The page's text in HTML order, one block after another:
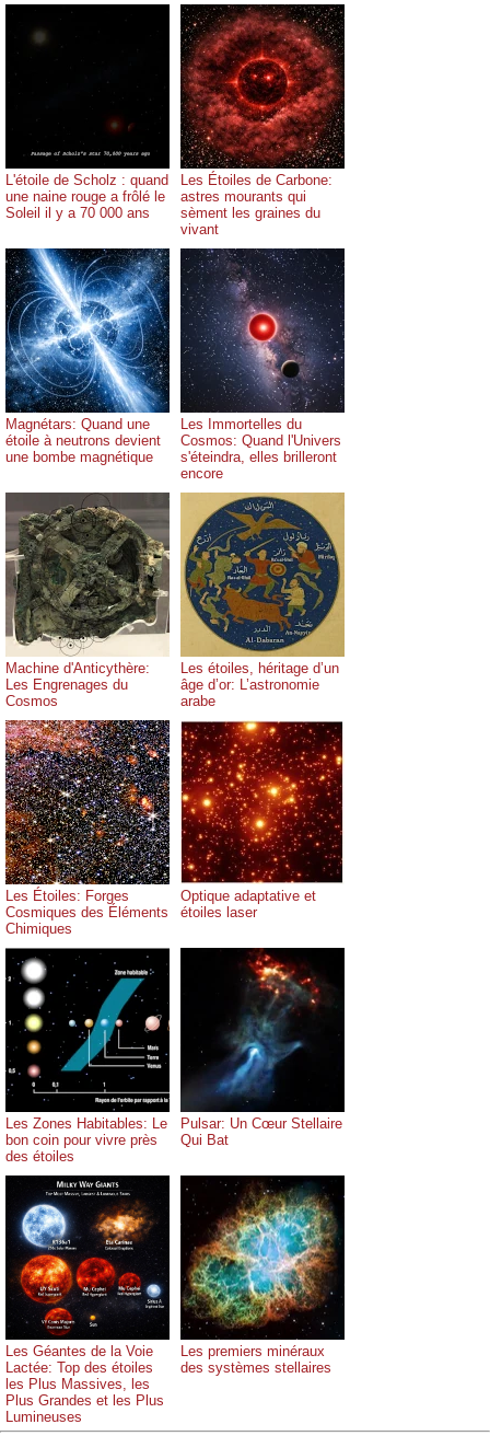
L'étoile de Scholz : quand
une naine rouge a frôlé le
Soleil il y a 70 000 ans
Les Étoiles de Carbone:
astres mourants qui
sèment les graines du
vivant
Magnétars: Quand une
étoile à neutrons devient
une bombe magnétique
Les Immortelles du
Cosmos: Quand l'Univers
s'éteindra, elles brilleront
encore
Machine d'Anticythère:
Les Engrenages du
Cosmos
Les étoiles, héritage d’un
âge d’or: L’astronomie
arabe
Les Étoiles: Forges
Cosmiques des Éléments
Chimiques
Optique adaptative et
étoiles laser
Les Zones Habitables: Le
bon coin pour vivre près
des étoiles
Pulsar: Un Cœur Stellaire
Qui Bat
Les Géantes de la Voie
Lactée: Top des étoiles
les Plus Massives, les
Plus Grandes et les Plus
Lumineuses
Les premiers minéraux
des systèmes stellaires